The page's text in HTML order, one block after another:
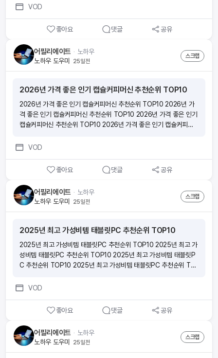
nge to Score $58 of Products! | Couponing for Beginners
$58 of Products! | Couponing for Beginners 7/12-7/18
VOD
좋아요 댓글 공유
어필리에이트 ᆞ 노하우
노하우 도우미
25일전
스크랩
2026년 가격 좋은 인기 캡슐커피머신 추천순위 TOP10
2026년 가격 좋은 인기 캡슐커피머신 추천순위 TOP10 2026년 가
격 좋은 인기 캡슐커피머신 추천순위 TOP10 2026년 가격 좋은 인기
캡슐커피머신 추천순위 TOP10 2026년 가격 좋은 인기 캡슐커피머
VOD
좋아요 댓글 공유
어필리에이트 ᆞ 노하우
노하우 도우미
25일전
스크랩
2025년 최고 가성비템 태블릿PC 추천순위 TOP10
2025년 최고 가성비템 태블릿PC 추천순위 TOP10 2025년 최고 가
성비템 태블릿PC 추천순위 TOP10 2025년 최고 가성비템 태블릿P
C 추천순위 TOP10 2025년 최고 가성비템 태블릿PC 추천순위 TO
VOD
좋아요 댓글 공유
어필리에이트 ᆞ 노하우
노하우 도우미
25일전
스크랩